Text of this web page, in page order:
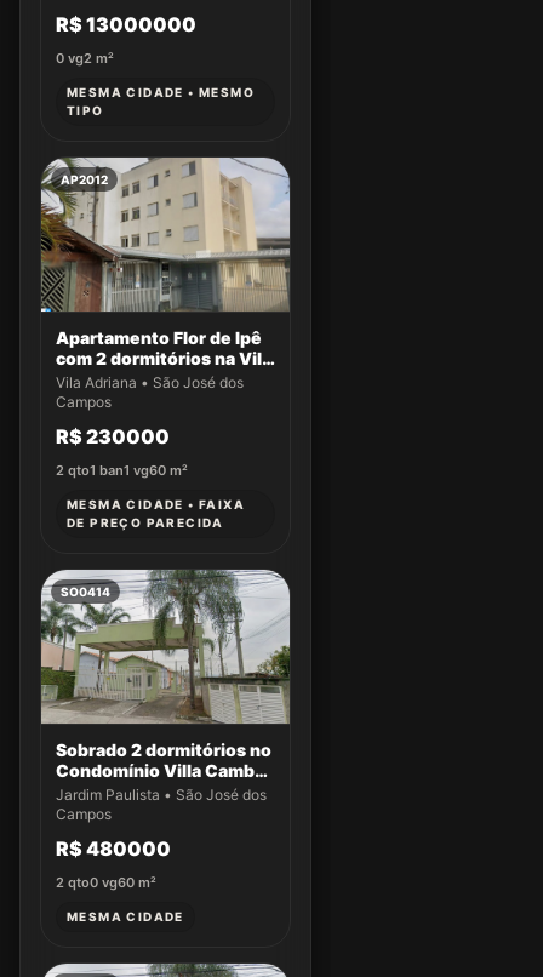
R$ 13000000
0 vg2 m²
MESMA CIDADE • MESMO
TIPO
AP2012
Apartamento Flor de Ipê
com 2 dormitórios na Vila
Adriana
Vila Adriana • São José dos
Campos
R$ 230000
2 qto1 ban1 vg60 m²
MESMA CIDADE • FAIXA
DE PREÇO PARECIDA
SO0414
Sobrado 2 dormitórios no
Condomínio Villa Cambuí
- Casa 004
Jardim Paulista • São José dos
Campos
R$ 480000
2 qto0 vg60 m²
MESMA CIDADE